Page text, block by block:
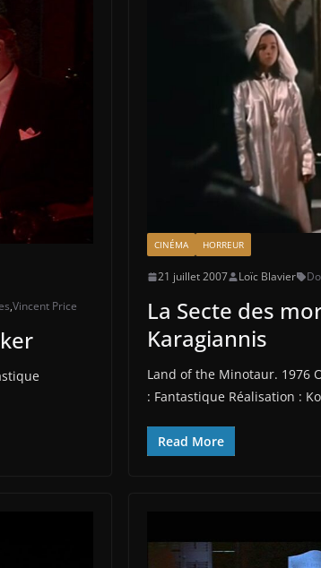
,Vincent Price
CINÉMA HORREUR
21 juillet 2007 Loïc Blavier
La Secte des
Karagiannis
Land of the Minotaur. 1976
: Fantastique Réalisation :
Read More